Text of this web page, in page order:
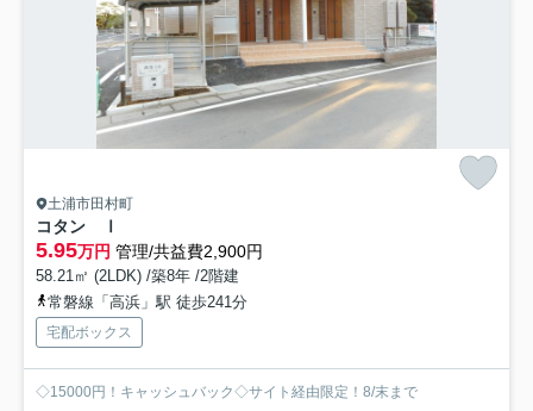
土浦市田村町
コタン Ⅰ
5.95万円 管理/共益費2,900円
58.21㎡ (2LDK) /築8年 /2階建
常磐線「高浜」駅 徒歩241分
宅配ボックス
◇15000円！キャッシュバック◇サイト経由限定！8/末まで